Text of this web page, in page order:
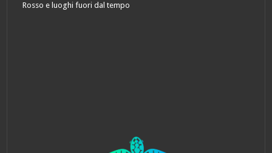
Rosso e luoghi fuori dal tempo